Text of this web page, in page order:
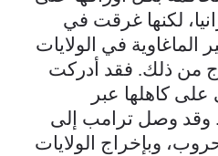
لكنها غرقت في
الماغاوية في الولايات
من ذلك. فقد أدركت
كاهلها عبر
وقد وصل ترامب إلى
وبإخراج الولايات